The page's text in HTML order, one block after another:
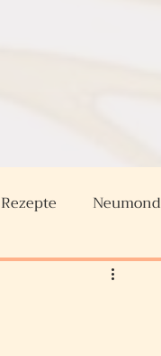
Rezepte Neumond
Kundalini Yoga